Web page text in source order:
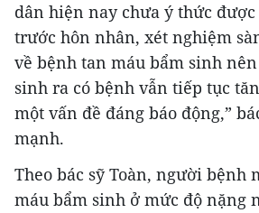
dân hiện nay chưa ý thức
trước hôn nhân, xét nghiệm
về bệnh tan máu bẩm sinh
sinh ra có bệnh vẫn tiếp tục
một vấn đề đáng báo động,”
mạnh.
Theo bác sỹ Toàn, người bệnh
máu bẩm sinh ở mức độ nặng